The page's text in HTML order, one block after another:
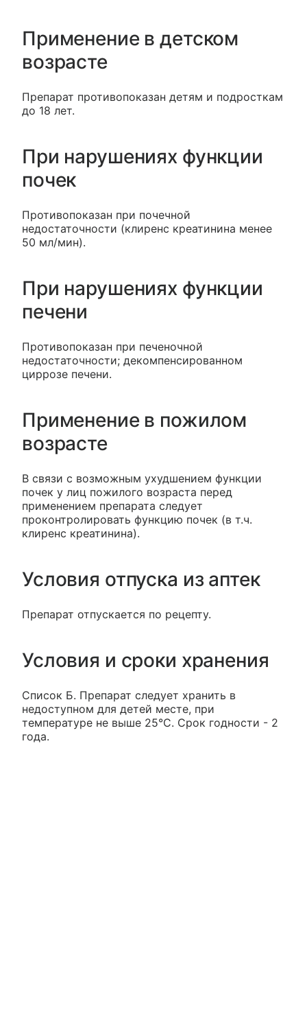
Применение в детском
возрасте
Препарат противопоказан детям и подросткам
до 18 лет.
При нарушениях функции
почек
Противопоказан при почечной
недостаточности (клиренс креатинина менее
50 мл/мин).
При нарушениях функции
печени
Противопоказан при печеночной
недостаточности; декомпенсированном
циррозе печени.
Применение в пожилом
возрасте
В связи с возможным ухудшением функции
почек у лиц пожилого возраста перед
применением препарата следует
проконтролировать функцию почек (в т.ч.
клиренс креатинина).
Условия отпуска из аптек
Препарат отпускается по рецепту.
Условия и сроки хранения
Список Б. Препарат следует хранить в
недоступном для детей месте, при
температуре не выше 25°С. Срок годности - 2
года.